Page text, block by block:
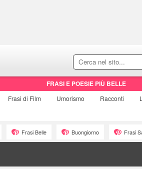
FRASI E POESIE PIÙ BELLE
Frasi di Film Umorismo Racconti
Frasi Belle Buongiorno Frasi